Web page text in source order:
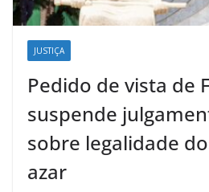
JUSTIÇA
Pedido de vista de
suspende
sobre legalidade
azar